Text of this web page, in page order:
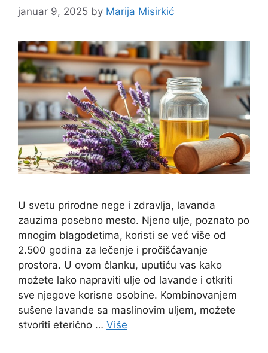
januar 9, 2025 by Marija Misirkić
U svetu prirodne nege i zdravlja, lavanda
zauzima posebno mesto. Njeno ulje, poznato po
mnogim blagodetima, koristi se već više od
2.500 godina za lečenje i pročišćavanje
prostora. U ovom članku, uputiću vas kako
možete lako napraviti ulje od lavande i otkriti
sve njegove korisne osobine. Kombinovanjem
sušene lavande sa maslinovim uljem, možete
stvoriti eterično … Više